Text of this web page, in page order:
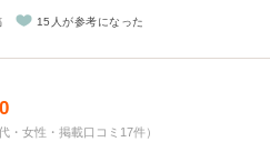
15人が参考になった
・女性・掲載口コミ17件）